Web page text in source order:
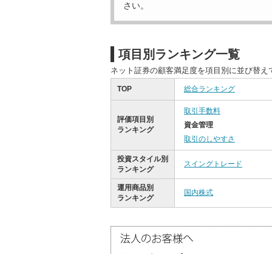
さい。
項目別ランキング一覧
ネット証券の顧客満足度を項目別に並び替
TOP 総合ランキング
評価項目別
ランキング
取引手数料
資金管理
取引のしやすさ
投資スタイル別
ランキング
スイングトレード
運用商品別
ランキング
国内株式